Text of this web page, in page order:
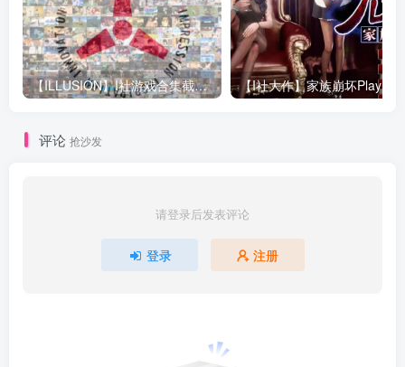
【ILLUSION】I社游戏合集截至2025 无修正汉化硬盘纯净版手慢无[微云/OD]
评论 抢沙发
请登录后发表评论
登录 注册